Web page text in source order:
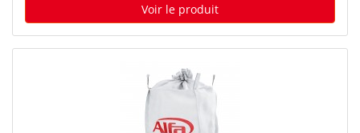
Voir le produit